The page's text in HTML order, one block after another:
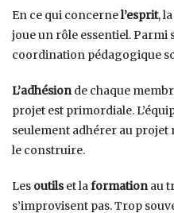
En ce qui concernel’esprit,
joue un rôle essentiel. Parmi
coordination pédagogique
L’adhésionde chaque
projet est primordiale.
seulement adhérer au projet
le construire.
Les outilset laformationau
s’improvisent pas. Trop